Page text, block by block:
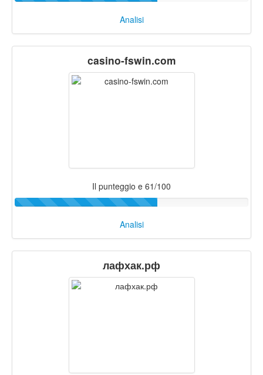
Analisi
casino-fswin.com
Il punteggio e 61/100
Analisi
лафхак.рф